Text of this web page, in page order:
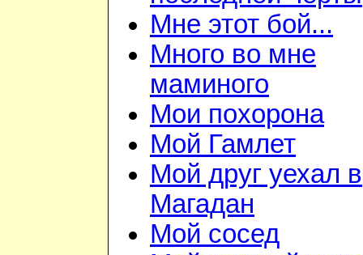
Мне этот бой...
Много во мне
маминого
Мои похорона
Мой Гамлет
Мой друг уехал в
Магадан
Мой сосед